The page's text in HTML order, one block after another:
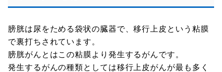
膀胱は尿をためる袋状の臓器で、移行上皮という粘膜
で裏打ちされています。
膀胱がんとはこの粘膜より発生するがんです。
発生するがんの種類としては移行上皮がんが最も多く